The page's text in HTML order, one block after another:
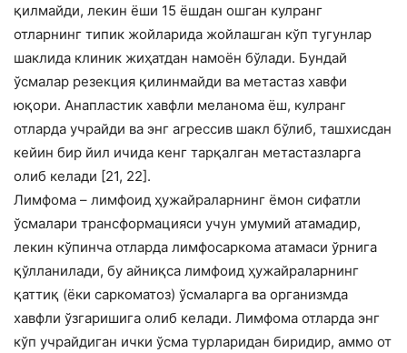
қилмайди, лекин ёши 15 ёшдан ошган кулранг
отларнинг типик жойларида жойлашган кўп тугунлар
шаклида клиник жиҳатдан намоён бўлади. Бундай
ўсмалар резекция қилинмайди ва метастаз хавфи
юқори. Анапластик хавфли меланома ёш, кулранг
отларда учрайди ва энг агрессив шакл бўлиб, ташхисдан
кейин бир йил ичида кенг тарқалган метастазларга
олиб келади [21, 22].
Лимфома – лимфоид ҳужайраларнинг ёмон сифатли
ўсмалари трансформацияси учун умумий атамадир,
лекин кўпинча отларда лимфосаркома атамаси ўрнига
қўлланилади, бу айниқса лимфоид ҳужайраларнинг
қаттиқ (ёки саркоматоз) ўсмаларга ва организмда
хавфли ўзгаришига олиб келади. Лимфома отларда энг
кўп учрайдиган ички ўсма турларидан биридир, аммо от